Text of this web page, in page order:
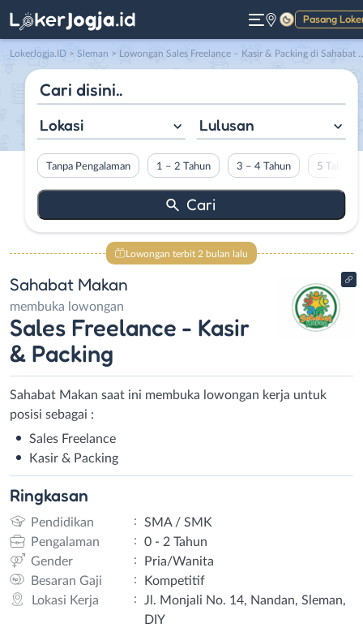
Pasang
Gelap
LokerJogja.ID > Sleman > Lowongan Sales Freelance – Kasir & Packing di Sahabat Makan
Lokasi Lulusan
Tanpa Pengalaman 1 – 2 Tahun 3 – 4 Tahun 5 Tahun
Lowongan terbit 2 bulan lalu
Sahabat Makan
membuka lowongan
Sales Freelance - Kasir
& Packing
Sahabat Makan saat ini membuka lowongan kerja untuk
posisi sebagai :
Sales Freelance
Kasir & Packing
Ringkasan
Pendidikan :
SMA / SMK
Pengalaman
:
0 - 2 Tahun
Gender
:
Pria/Wanita
Besaran Gaji
:
Kompetitif
Lokasi Kerja
:
Jl. Monjali No. 14, Nandan, Sleman,
DIY